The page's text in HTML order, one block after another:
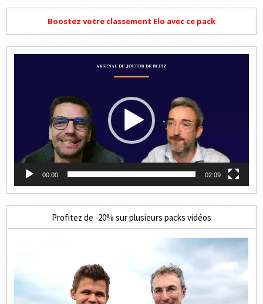
Boostez votre classement Elo avec ce pack
00:00 02:09
Profitez de -20% sur plusieurs packs vidéos